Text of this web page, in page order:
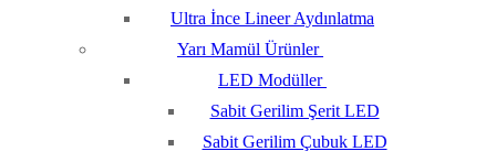
Ultra İnce Lineer Aydınlatma
Yarı Mamül Ürünler
LED Modüller
Sabit Gerilim Şerit LED
Sabit Gerilim Çubuk LED